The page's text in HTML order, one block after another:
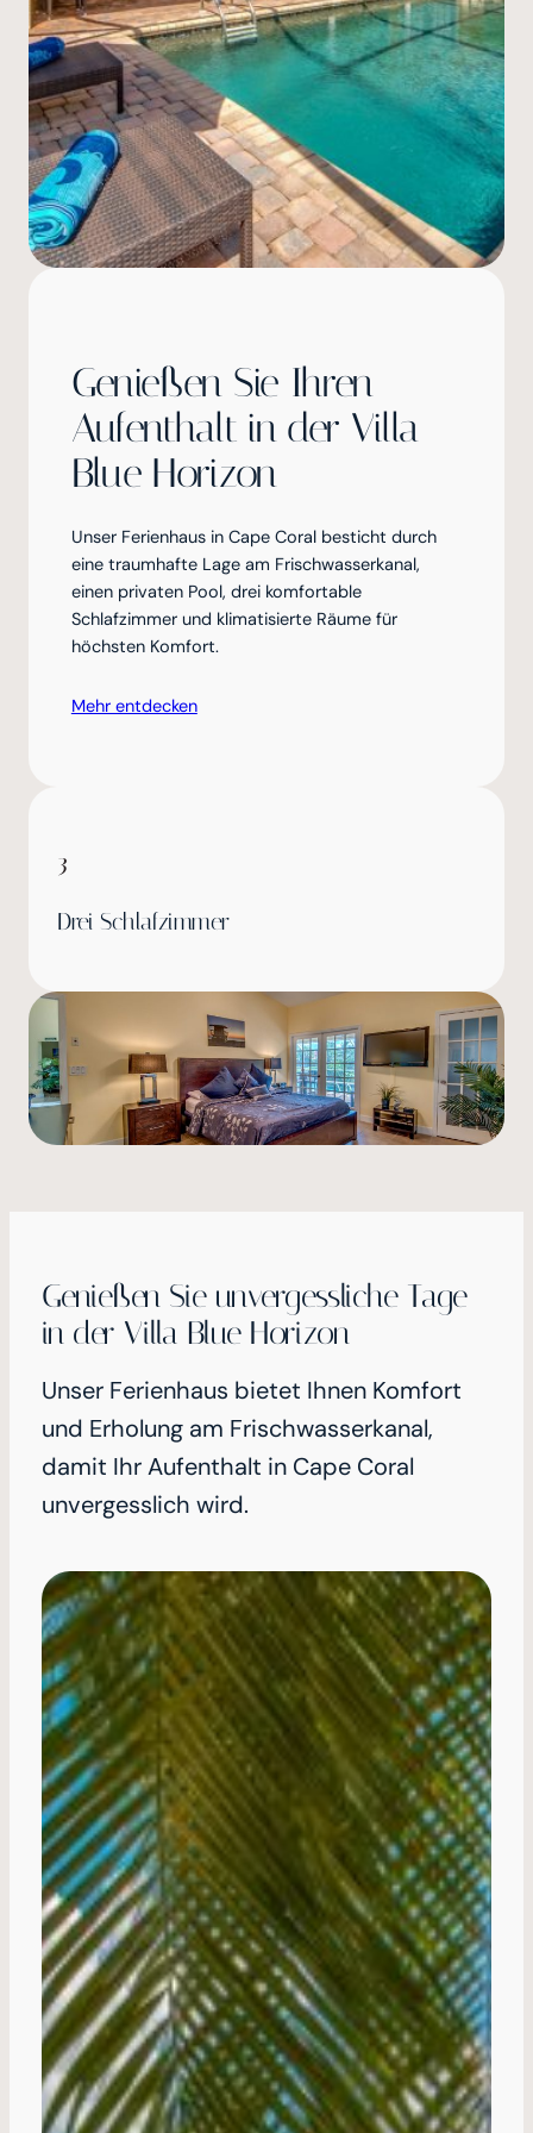
Genießen Sie Ihren
Aufenthalt in der Villa
Blue Horizon
Unser Ferienhaus in Cape Coral besticht durch
eine traumhafte Lage am Frischwasserkanal,
einen privaten Pool, drei komfortable
Schlafzimmer und klimatisierte Räume für
höchsten Komfort.
Mehr entdecken
3
Drei Schlafzimmer
Genießen Sie unvergessliche Tage
in der Villa Blue Horizon
Unser Ferienhaus bietet Ihnen Komfort
und Erholung am Frischwasserkanal,
damit Ihr Aufenthalt in Cape Coral
unvergesslich wird.